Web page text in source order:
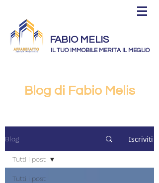
FABIO MELIS
IL TUO IMMOBILE MERITA IL MEGLIO
Blog di Fabio Melis
Blog Iscriviti
Tutti i post
Tutti i post